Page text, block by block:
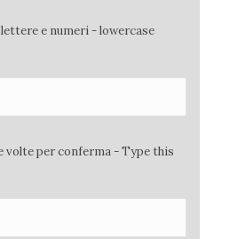
e numeri - lowercase
volte per conferma - Type this